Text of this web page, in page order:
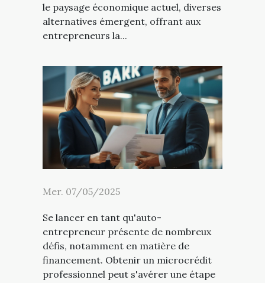
le paysage économique actuel, diverses
alternatives émergent, offrant aux
entrepreneurs la...
Mer. 07/05/2025
Se lancer en tant qu'auto-
entrepreneur présente de nombreux
défis, notamment en matière de
financement. Obtenir un microcrédit
professionnel peut s'avérer une étape